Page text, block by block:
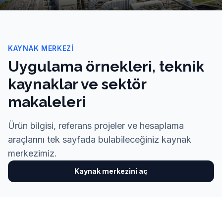
KAYNAK MERKEZI
Uygulama örnekleri, teknik
kaynaklar ve sektör
makaleleri
Ürün bilgisi, referans projeler ve hesaplama
araçlarını tek sayfada bulabileceğiniz kaynak
merkezimiz.